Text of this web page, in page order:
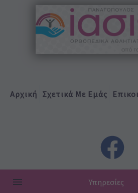
Αρχική Σχετικά Με Εμάς
Υπηρεσίες